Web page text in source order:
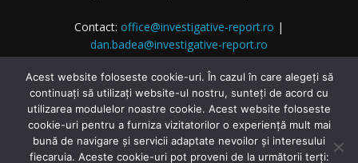
Contact: office@investigative-report.ro |
dan.badea@investigative-report.ro
© 2025 Investigative-Report.ro. Toate drepturile rezervate.
Acest website foloseste cookie-uri. În cazul în care alegeți să
continuați să utilizați website-ul nostru, sunteți de acord cu
utilizarea modulelor noastre cookie. Acest website foloseste
cookie-uri pentru a furniza vizitatorilor o experiență mult mai
bună de navigare și servicii adaptate nevoilor și interesului
fiecaruia. Aceste cookie-uri pot proveni de la următorii terți: